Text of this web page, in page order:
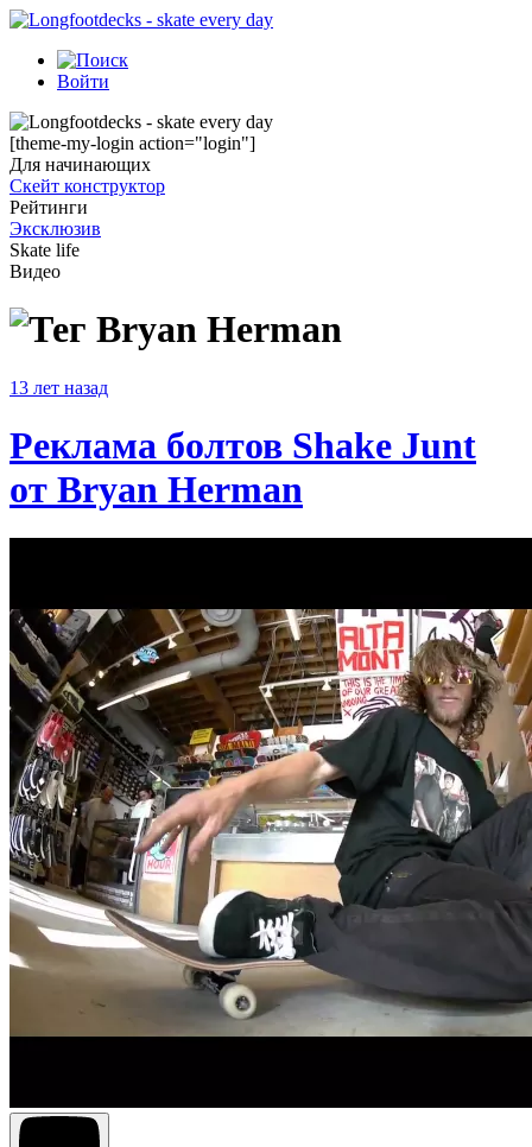
Войти
[theme-my-login action="login"]
Для начинающих
Скейт конструктор
Рейтинги
Эксклюзив
Skate life
Видео
Bryan Herman
13 лет назад
Реклама болтов Shake Junt
от Bryan Herman